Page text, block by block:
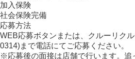
加入保険
社会保険完備
応募方法
WEB応募ボタンまたは、クルーリク
0314)まで電話にてご応募ください。
※応募後の面接は店舗で行います。追